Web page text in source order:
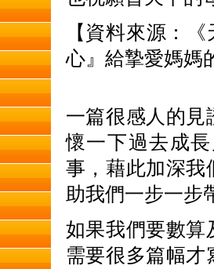
【資料來源：
心』給摯愛媽媽
一篇很感人的見
懷一下過去成
事，藉此加深我
助我們一步一步
如果我們要數算
需要很多篇幅才